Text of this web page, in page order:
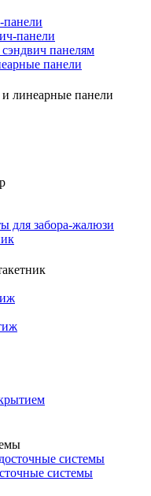
панели
панели
панелям
панели
линеарные панели
для забора-жалюзи
системы
системы